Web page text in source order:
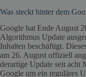
Was steckt hinter dem
Google hat Ende August
Algorithmus Update
Inhalten beschäftigt.
am 26. August offiziell
derartige Update seit acht
Google um ein reguläres